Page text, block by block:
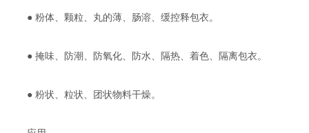
● 粉体、颗粒、丸的薄、肠溶、缓控释包衣。
● 掩味、防潮、防氧化、防水、隔热、着色、隔离包衣。
● 粉状、粒状、团状物料干燥。